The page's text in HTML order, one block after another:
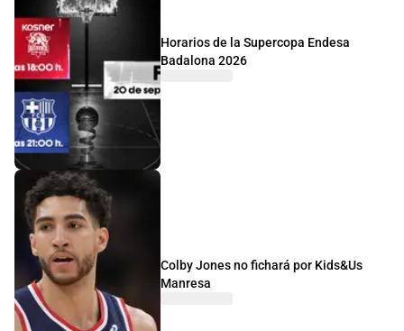
Horarios de la Supercopa Endesa
Badalona 2026
Colby Jones no fichará por Kids&Us
Manresa